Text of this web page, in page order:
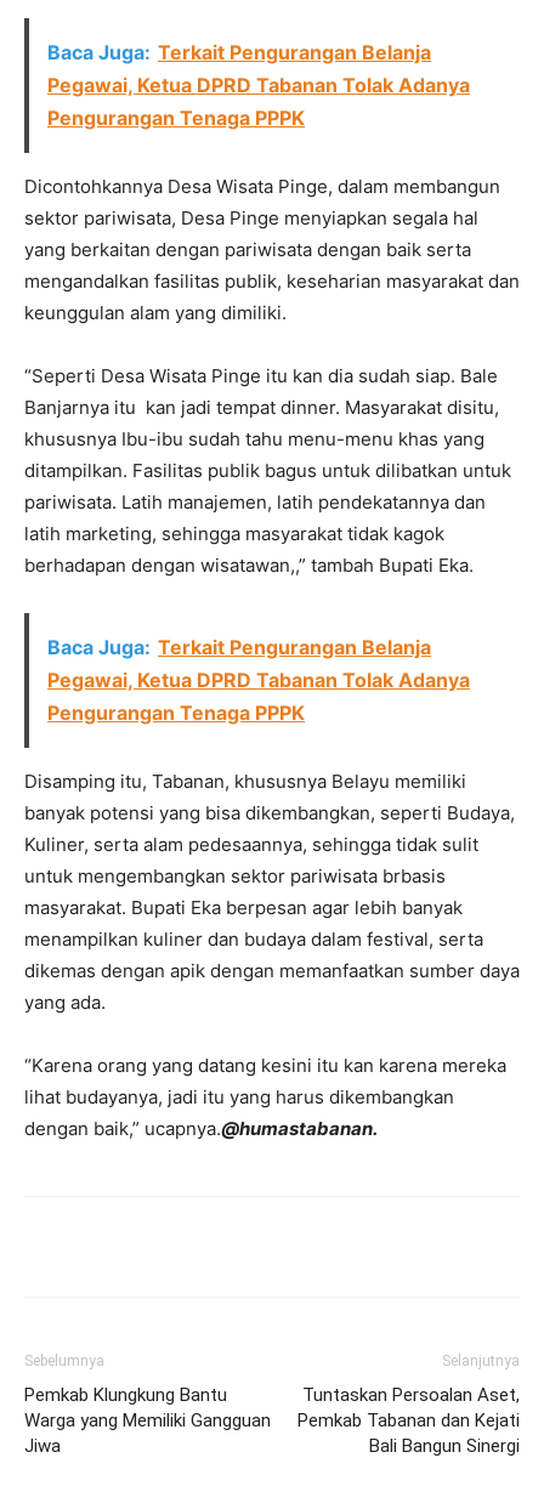
Baca Juga: Terkait Pengurangan Belanja
Pegawai, Ketua DPRD Tabanan Tolak Adanya
Pengurangan Tenaga PPPK
Dicontohkannya Desa Wisata Pinge, dalam membangun
sektor pariwisata, Desa Pinge menyiapkan segala hal
yang berkaitan dengan pariwisata dengan baik serta
mengandalkan fasilitas publik, keseharian masyarakat dan
keunggulan alam yang dimiliki.
“Seperti Desa Wisata Pinge itu kan dia sudah siap. Bale
Banjarnya itu kan jadi tempat dinner. Masyarakat disitu,
khususnya Ibu-ibu sudah tahu menu-menu khas yang
ditampilkan. Fasilitas publik bagus untuk dilibatkan untuk
pariwisata. Latih manajemen, latih pendekatannya dan
latih marketing, sehingga masyarakat tidak kagok
berhadapan dengan wisatawan,,” tambah Bupati Eka.
Baca Juga: Terkait Pengurangan Belanja
Pegawai, Ketua DPRD Tabanan Tolak Adanya
Pengurangan Tenaga PPPK
Disamping itu, Tabanan, khususnya Belayu memiliki
banyak potensi yang bisa dikembangkan, seperti Budaya,
Kuliner, serta alam pedesaannya, sehingga tidak sulit
untuk mengembangkan sektor pariwisata brbasis
masyarakat. Bupati Eka berpesan agar lebih banyak
menampilkan kuliner dan budaya dalam festival, serta
dikemas dengan apik dengan memanfaatkan sumber daya
yang ada.
“Karena orang yang datang kesini itu kan karena mereka
lihat budayanya, jadi itu yang harus dikembangkan
dengan baik,” ucapnya.@humastabanan.
Sebelumnya
Pemkab Klungkung Bantu
Warga yang Memiliki Gangguan
Jiwa
Selanjutnya
Tuntaskan Persoalan Aset,
Pemkab Tabanan dan Kejati
Bali Bangun Sinergi